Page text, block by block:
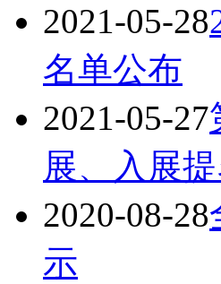
2021-05-28
名单公布
2021-05-27
展、入展
2020-08-28
示